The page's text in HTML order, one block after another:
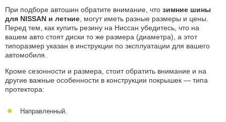
При подборе автошин обратите внимание, что зимние шины
для NISSAN и летние , могут иметь разные размеры и цены.
Перед тем, как купить резину на Ниссан убедитесь, что на
вашем авто стоят диски то же размера (диаметра), а этот
типоразмер указан в инструкции по эксплуатации для вашего
автомобиля.
Кроме сезонности и размера, стоит обратить внимание и на
другие важные особенности в конструкции покрышек — типа
протектора:
Направленный.